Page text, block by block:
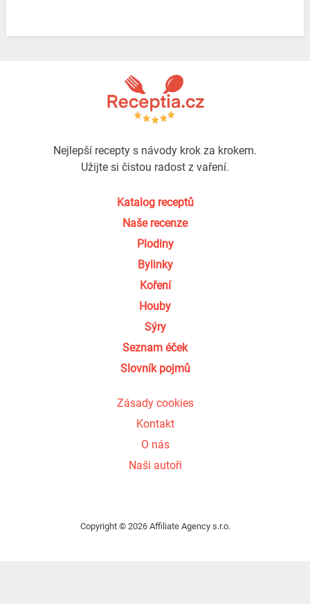
Nejlepší recepty s návody krok za krokem.
Užijte si čistou radost z vaření.
Katalog receptů
Naše recenze
Plodiny
Bylinky
Koření
Houby
Sýry
Seznam éček
Slovník pojmů
Zásady cookies
Kontakt
O nás
Naši autoři
Copyright © 2026 Affiliate Agency s.r.o.